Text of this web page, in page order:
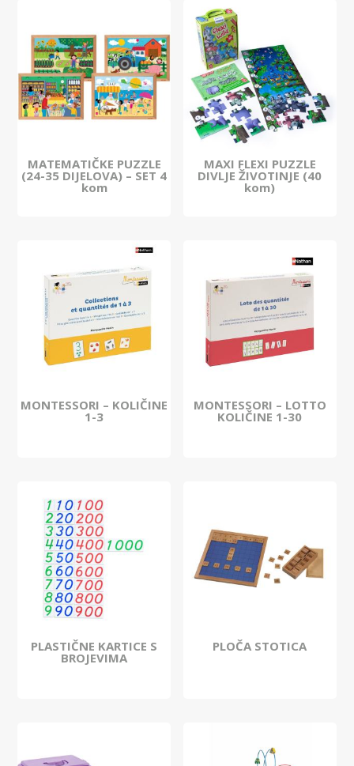
MATEMATIČKE PUZZLE
(24-35 DIJELOVA) – SET 4
kom
MAXI FLEXI PUZZLE
DIVLJE ŽIVOTINJE (40
kom)
MONTESSORI – KOLIČINE
1-3
MONTESSORI – LOTTO
KOLIČINE 1-30
PLASTIČNE KARTICE S
BROJEVIMA
PLOČA STOTICA